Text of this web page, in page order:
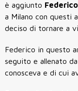
è aggiunto
a Milano con questi
deciso di tornare a
Federico in questo
seguito e allenato da
conosceva e di cui